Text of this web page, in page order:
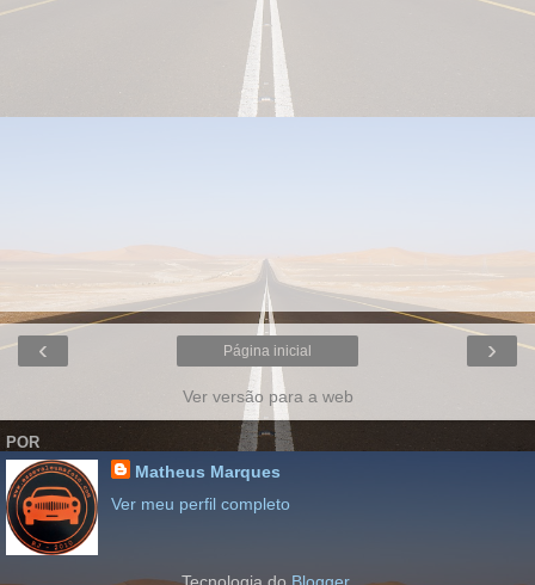
‹ ›
Página inicial
Ver versão para a web
POR
Matheus Marques
Ver meu perfil completo